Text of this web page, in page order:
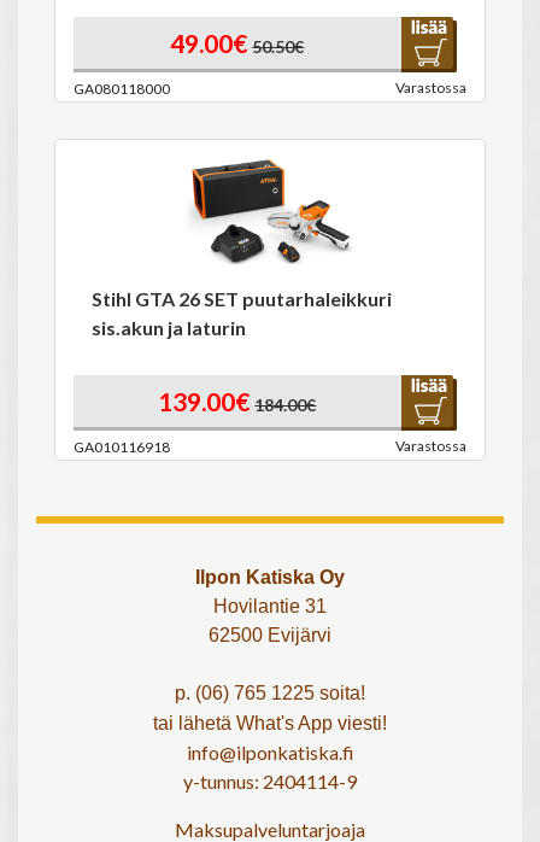
49.00€ 50.50€
GA080118000 Varastossa
Stihl GTA 26 SET puutarhaleikkuri
sis.akun ja laturin
139.00€ 184.00€
GA010116918 Varastossa
Ilpon Katiska Oy
Hovilantie 31
62500 Evijärvi
p. (06) 765 1225 soita!
tai lähetä What's App viesti!
info@ilponkatiska.fi
y-tunnus: 2404114-9
Maksupalveluntarjoaja